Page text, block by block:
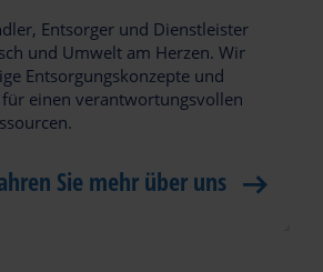
Entsorger und Dienstleister
und Umwelt am Herzen. Wir
Entsorgungskonzepte und
einen verantwortungsvollen
Sie mehr über uns